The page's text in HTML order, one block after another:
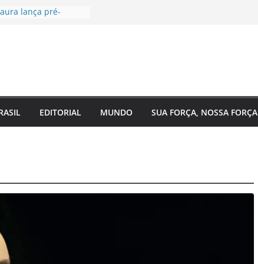
lança pré-
social
EUA e Bélgica
Eixo 2 do Plano
Amazonas e reforça
o
do estado
ônibus e
para
em Manaus
EDITORIAL MUNDO SUA FORÇA, NOSSA FORÇA